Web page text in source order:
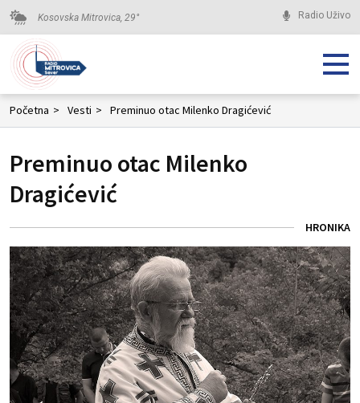
Kosovska Mitrovica, 29° Radio Uživo
Početna > Vesti > Preminuo otac Milenko Dragićević
Preminuo otac Milenko
Dragićević
HRONIKA